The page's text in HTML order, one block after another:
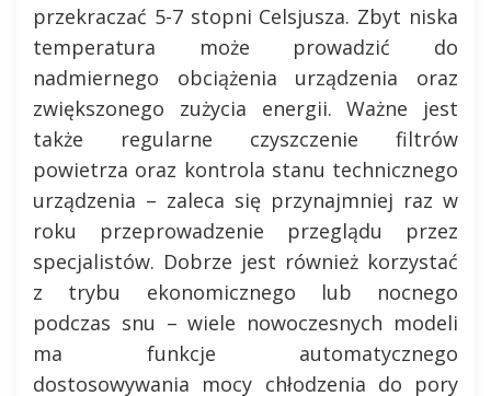
przekraczać 5-7 stopni Celsjusza. Zbyt niska
temperatura może prowadzić do
nadmiernego obciążenia urządzenia oraz
zwiększonego zużycia energii. Ważne jest
także regularne czyszczenie filtrów
powietrza oraz kontrola stanu technicznego
urządzenia – zaleca się przynajmniej raz w
roku przeprowadzenie przeglądu przez
specjalistów. Dobrze jest również korzystać
z trybu ekonomicznego lub nocnego
podczas snu – wiele nowoczesnych modeli
ma funkcje automatycznego
dostosowywania mocy chłodzenia do pory